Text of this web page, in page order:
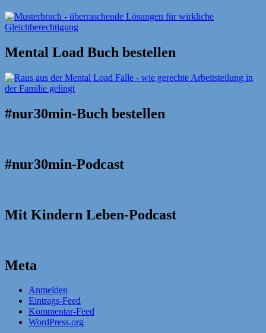
Mental Load Buch bestellen
#nur30min-Buch bestellen
#nur30min-Podcast
Mit Kindern Leben-Podcast
Meta
Anmelden
Eintrags-Feed
Kommentar-Feed
WordPress.org